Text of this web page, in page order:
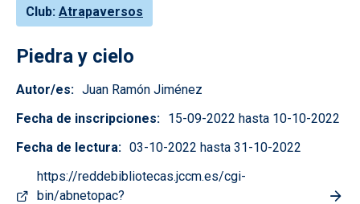
Club Atrapaversos
Piedra y cielo
Autor/es
Juan Ramón Jiménez
Fecha de inscripciones
15-09-2022 hasta 10-10-2022
Fecha de lectura
03-10-2022 hasta 31-10-2022
https://reddebibliotecas.jccm.es/cgi-
bin/abnetopac?